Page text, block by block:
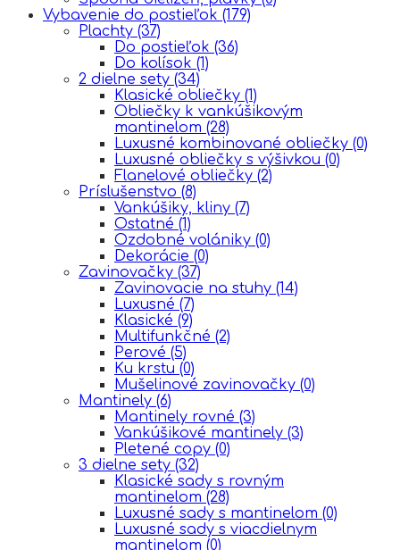
Vybavenie do postieľok (179)
Plachty (37)
Do postieľok (36)
Do kolísok (1)
2 dielne sety (34)
Klasické obliečky (1)
Obliečky k vankúšikovým
mantinelom (28)
Luxusné kombinované obliečky (0)
Luxusné obliečky s výšivkou (0)
Flanelové obliečky (2)
Príslušenstvo (8)
Vankúšiky, kliny (7)
Ostatné (1)
Ozdobné volániky (0)
Dekorácie (0)
Zavinovačky (37)
Zavinovacie na stuhy (14)
Luxusné (7)
Klasické (9)
Multifunkčné (2)
Perové (5)
Ku krstu (0)
Mušelinové zavinovačky (0)
Mantinely (6)
Mantinely rovné (3)
Vankúšikové mantinely (3)
Pletené copy (0)
3 dielne sety (32)
Klasické sady s rovným
mantinelom (28)
Luxusné sady s mantinelom (0)
Luxusné sady s viacdielnym
mantinelom (0)